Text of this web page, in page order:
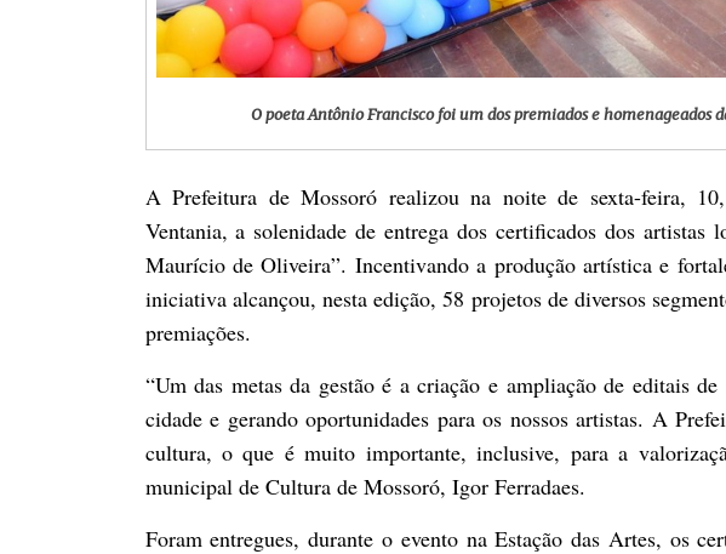
O poeta Antônio Francisco foi um dos premiados e homenageados
A Prefeitura de Mossoró realizou na noite de sexta-feira,
Ventania, a solenidade de entrega dos certificados dos artistas
Maurício de Oliveira”. Incentivando a produção artística e
iniciativa alcançou, nesta edição, 58 projetos de diversos
premiações.
“Um das metas da gestão é a criação e ampliação de editais
cidade e gerando oportunidades para os nossos artistas. A
cultura, o que é muito importante, inclusive, para a
municipal de Cultura de Mossoró, Igor Ferradaes.
Foram entregues, durante o evento na Estação das Artes, os